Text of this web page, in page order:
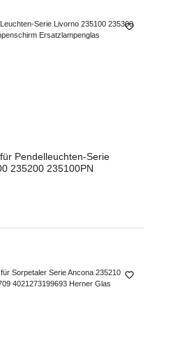
Pendelleuchten-Serie
Livorno 235100 235300 235200 235100PN